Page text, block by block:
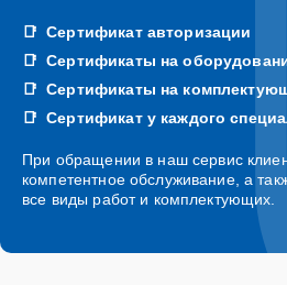
Сертификат авторизации
Сертификаты на
Сертификаты на
Сертификат у каждого
При обращении в наш сервис
компетентное обслуживание, а
все виды работ и комплектующих.